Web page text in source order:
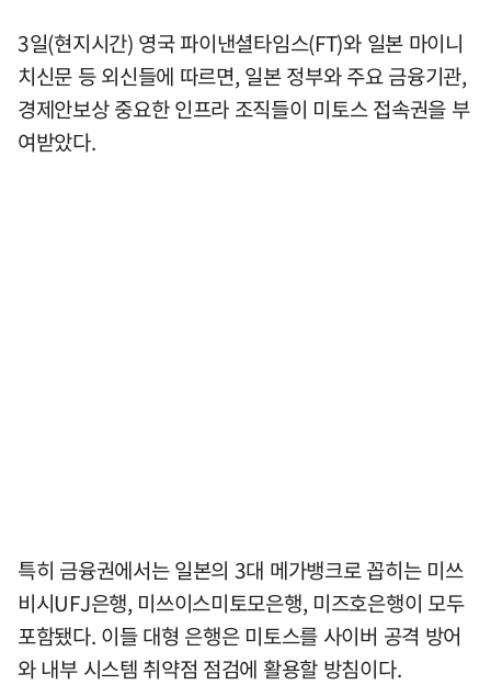
3일(현지시간) 영국 파이낸셜타임스(FT)와 일본 마이니
치신문 등 외신들에 따르면, 일본 정부와 주요 금융기관,
경제안보상 중요한 인프라 조직들이 미토스 접속권을 부
여받았다.
특히 금융권에서는 일본의 3대 메가뱅크로 꼽히는 미쓰
비시UFJ은행, 미쓰이스미토모은행, 미즈호은행이 모두
포함됐다. 이들 대형 은행은 미토스를 사이버 공격 방어
와 내부 시스템 취약점 점검에 활용할 방침이다.